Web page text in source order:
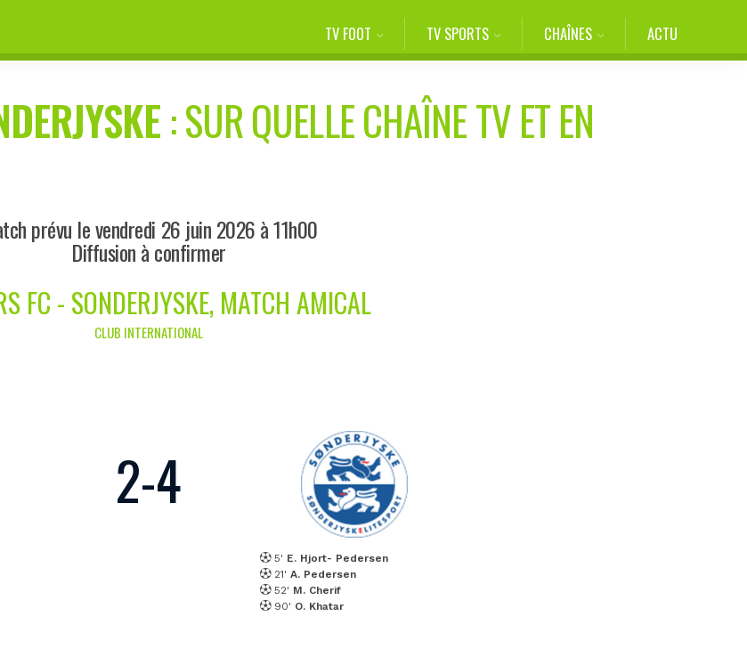
TV FOOT TV SPORTS CHAÎNES ACTU
: SUR QUELLE CHAÎNE TV ET EN
prévu le vendredi 26 juin 2026 à 11h00
Diffusion à confirmer
FC - SONDERJYSKE, MATCH AMICAL
CLUB INTERNATIONAL
2-4
5' E. Hjort- Pedersen
21'A. Pedersen
52' M. Cherif
90' O. Khatar